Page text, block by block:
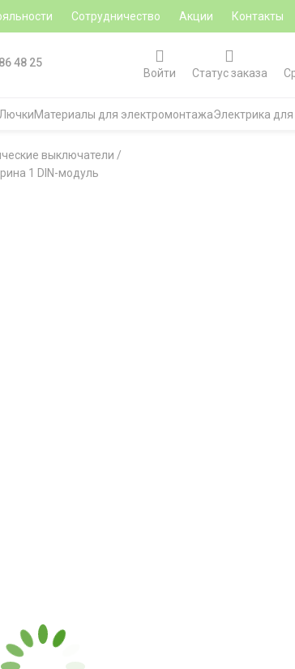
Сотрудничество Акции Контакты
48 25
Войти
Статус заказа
ЛючкиМатериалы для электромонтажаЭлектрика
выключатели /
1 DIN-модуль